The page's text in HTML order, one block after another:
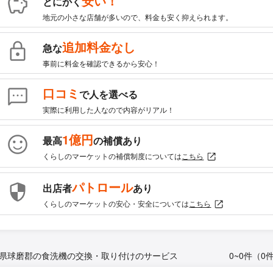
地元の小さな店舗が多いので、料金も安く抑えられます。
急な追加料金なし
事前に料金を確認できるから安心！
口コミで人を選べる
実際に利用した人なので内容がリアル！
最高1億円の補償あり
くらしのマーケットの補償制度については こちら
出店者パトロールあり
くらしのマーケットの安心・安全については こちら
球磨郡の食洗機の交換・取り付けのサービス 0~0件（0